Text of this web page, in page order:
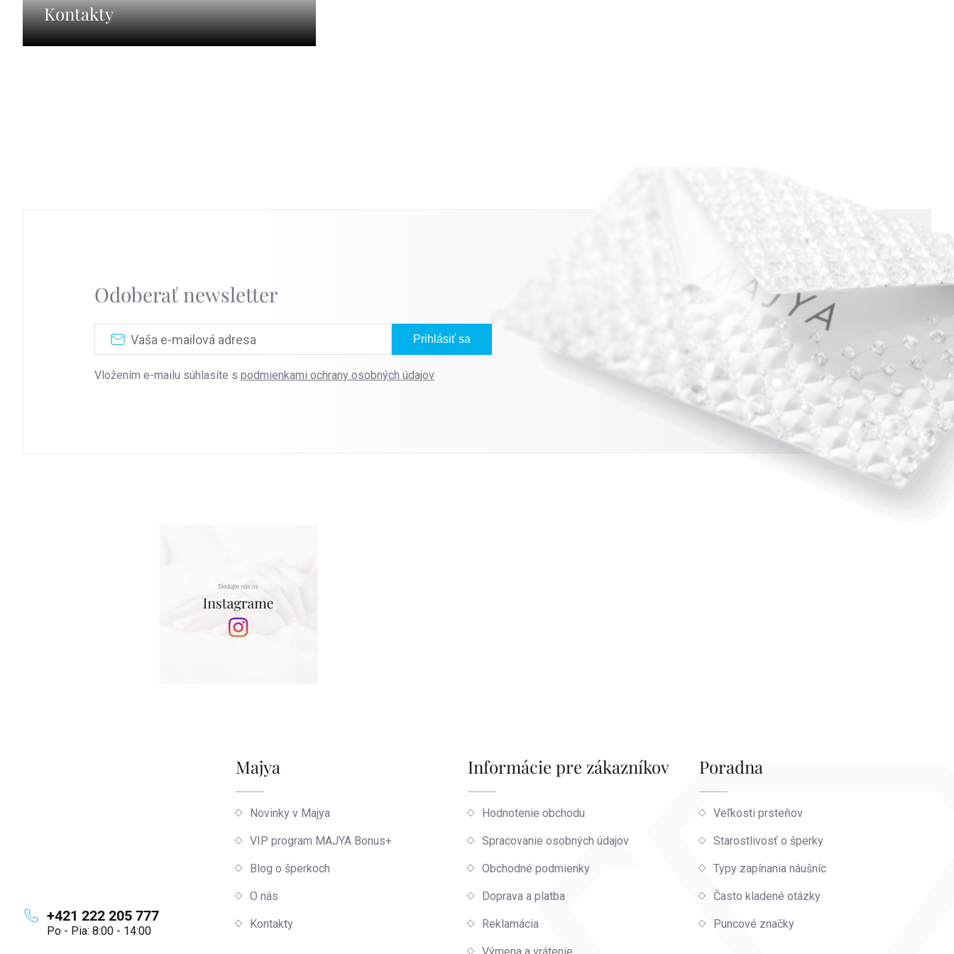
Kontakty
Odoberať newsletter
Prihlásiť sa
Vložením e-mailu súhlasíte s podmienkami ochrany osobných údajov
+421 222 205 777
Po - Pia: 8:00 - 14:00
Majya
Novinky v Majya
VIP program MAJYA Bonus+
Blog o šperkoch
O nás
Kontakty
Informácie pre zákazníkov
Hodnotenie obchodu
Spracovanie osobných údajov
Obchodné podmienky
Doprava a platba
Reklamácia
Poradna
Veľkosti prsteňov
Starostlivosť o šperky
Typy zapínania náušníc
Často kladené otázky
Puncové značky